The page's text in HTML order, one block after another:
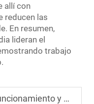
allí con
reducen las
En resumen,
lideran el
trabajo
comerciales de almacenamiento de baterías